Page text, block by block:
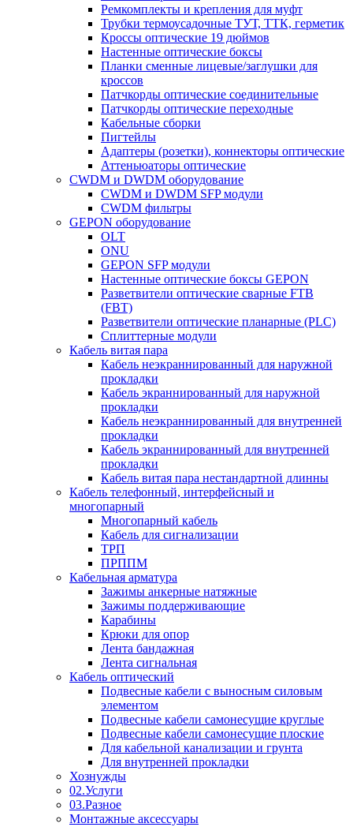
Ремкомплекты и крепления для муфт
Трубки термоусадочные ТУТ, ТТК, герметик
Кроссы оптические 19 дюймов
Настенные оптические боксы
Планки сменные лицевые/заглушки для
кроссов
Патчкорды оптические соединительные
Патчкорды оптические переходные
Кабельные сборки
Пигтейлы
Адаптеры (розетки), коннекторы оптические
Аттеньюаторы оптические
CWDM и DWDM оборудование
CWDM и DWDM SFP модули
CWDM фильтры
GEPON оборудование
OLT
ONU
GEPON SFP модули
Настенные оптические боксы GEPON
Разветвители оптические сварные FTB
(FBT)
Разветвители оптические планарные (PLC)
Сплиттерные модули
Кабель витая пара
Кабель неэкраннированный для наружной
прокладки
Кабель экраннированный для наружной
прокладки
Кабель неэкраннированный для внутренней
прокладки
Кабель экраннированный для внутренней
прокладки
Кабель витая пара нестандартной длинны
Кабель телефонный, интерфейсный и
многопарный
Многопарный кабель
Кабель для сигнализации
ТРП
ПРППМ
Кабельная арматура
Зажимы анкерные натяжные
Зажимы поддерживающие
Карабины
Крюки для опор
Лента бандажная
Лента сигнальная
Кабель оптический
Подвесные кабели с выносным силовым
элементом
Подвесные кабели самонесущие круглые
Подвесные кабели самонесущие плоские
Для кабельной канализации и грунта
Для внутренней прокладки
Хознужды
02.Услуги
03.Разное
Монтажные аксессуары